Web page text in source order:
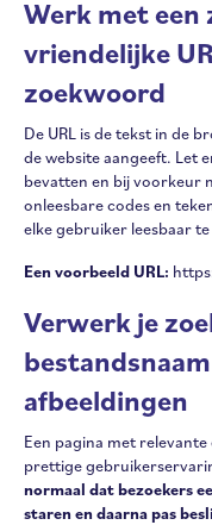
Werk met een
vriendelijke
zoekwoord
De URL is de tekst in de
de website aangeeft. Let
bevatten en bij voorkeur
onleesbare codes en
elke gebruiker leesbaar
Een voorbeeld URL:
Verwerk je
afbeeldingen
Een pagina met
prettige
normaal dat bezoekers
staren en daarna pas